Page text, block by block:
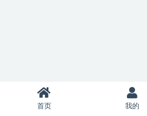
首页 我的